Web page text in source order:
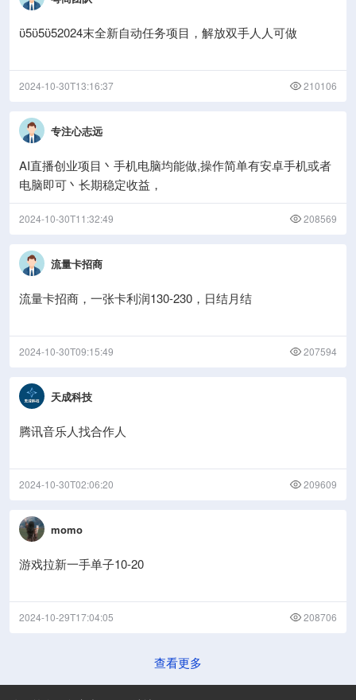
ὒ5ὒ5ὒ52024末全新自动任务项目，解放双手人人可做
2024-10-30T13:16:37 210106
专注心志远
AI直播创业项目丶手机电脑均能做,操作简单有安卓手机或者
电脑即可丶长期稳定收益，
2024-10-30T11:32:49 208569
流量卡招商
流量卡招商，一张卡利润130-230，日结月结
2024-10-30T09:15:49 207594
天成科技
腾讯音乐人找合作人
2024-10-30T02:06:20 209609
momo
游戏拉新一手单子10-20
2024-10-29T17:04:05 208706
查看更多